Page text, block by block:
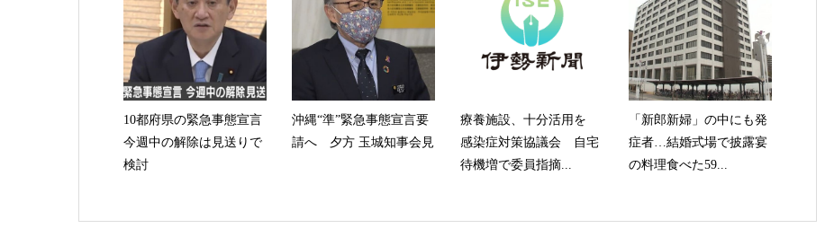
10都府県の緊急事態宣言
今週中の解除は見送りで
検討
沖縄“準”緊急事態宣言要
請へ 夕方 玉城知事会見
療養施設、十分活用を
感染症対策協議会 自宅
待機増で委員指摘...
「新郎新婦」の中にも発
症者…結婚式場で披露宴
の料理食べた59...